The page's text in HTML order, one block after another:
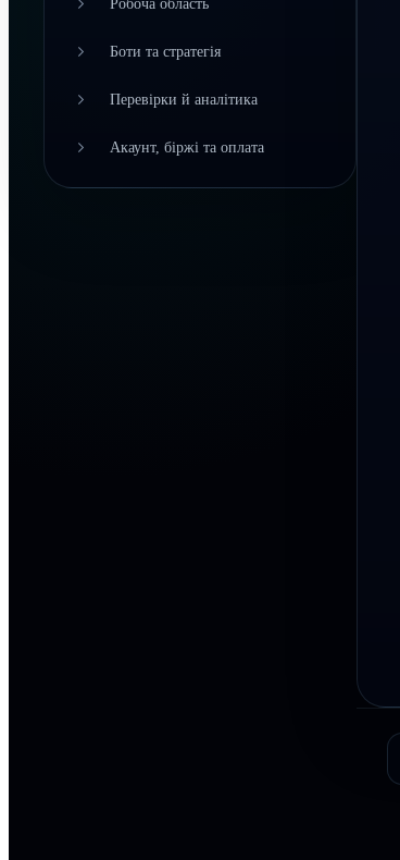
Боти та стратегія
Перевірки й аналітика
Акаунт, біржі та оплата